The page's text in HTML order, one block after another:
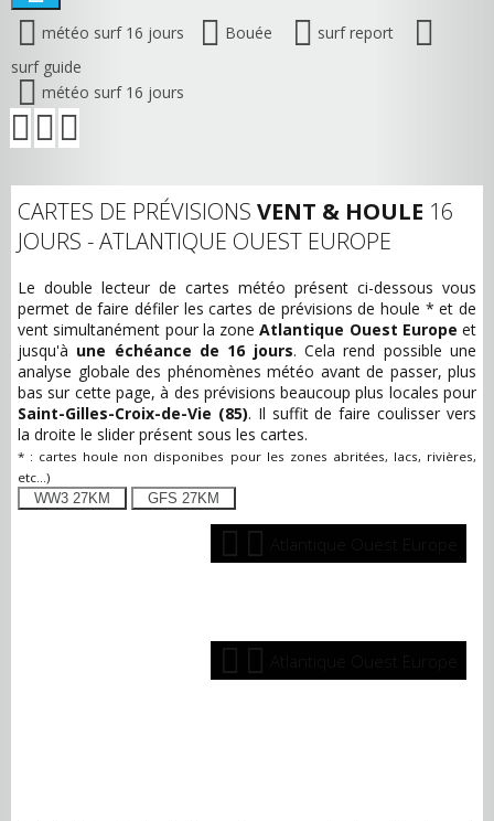
météo surf 16 jours Bouée
surf report
surf guide
météo surf 16 jours
CARTES DE PRÉVISIONS VENT & HOULE 16
JOURS - ATLANTIQUE OUEST EUROPE
Le double lecteur de cartes météo présent ci-dessous vous
permet de faire défiler les cartes de prévisions de houle * et de
vent simultanément pour la zoneAtlantique Ouest Europe et
jusqu'à une échéance de 16 jours. Cela rend possible une
analyse globale des phénomènes météo avant de passer, plus
bas sur cette page, à des prévisions beaucoup plus locales pour
Saint-Gilles-Croix-de-Vie (85). Il suffit de faire coulisser vers
la droite le slider présent sous les cartes.
* : cartes houle non disponibes pour les zones abritées, lacs, rivières,
etc...)
WW3 27KM
GFS 27KM